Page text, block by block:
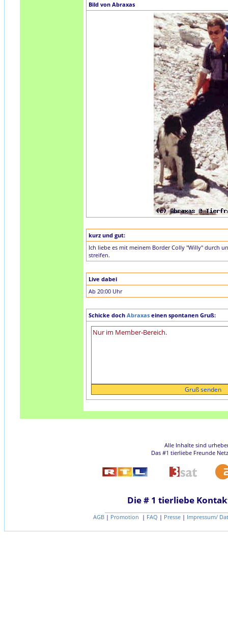
Bild von Abraxas
kurz und gut:
Ich liebe es mit meinem Border Colly "Willy" durch
streifen.
Live dabei
Ab 20:00 Uhr
Schicke doch Abraxas einen spontanen Gruß:
Alle Inhalte sind
Das #1 tierliebe Freunde
Die # 1 tierliebe
AGB | Promotion | FAQ | Presse | Impressum/